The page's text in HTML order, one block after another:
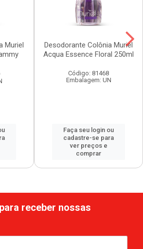
Muriel
Desodorante Colônia Muriel
Acqua Essence Floral 250ml
Código: 81468
Embalagem: UN
Faça seu login ou
cadastre-se para
ver preços e
comprar
receber nossas